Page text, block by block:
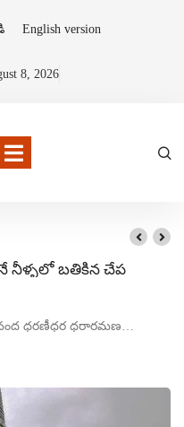
English version
8, 2026
నీళ్ళలో బతికిన చేప
ధరణీధర ధరారమణ…